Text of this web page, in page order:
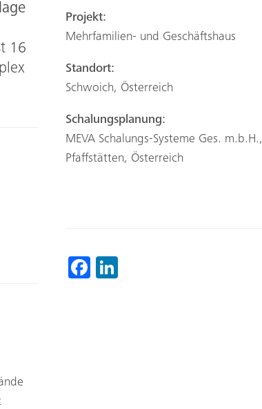
16
Projekt:
Mehrfamilien- und Geschäftshaus
Standort:
Schwoich, Österreich
Schalungsplanung:
MEVA Schalungs-Systeme Ges. m.b.H.,
Pfaffstätten, Österreich
Fa